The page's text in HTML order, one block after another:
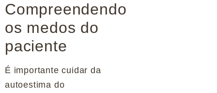
Compreendendo
os medos do
paciente
É importante cuidar da
autoestima do